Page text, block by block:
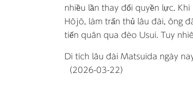
nhiều lần thay đổi quyền lực.
Hōjō, làm trấn thủ lâu đài, ông
tiến quân qua đèo Usui. Tuy
Di tích lâu đài Matsuida ngày
（2026-03-22）